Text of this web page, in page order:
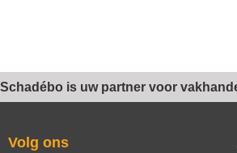
Schadébo is uw partner voor
Volg ons